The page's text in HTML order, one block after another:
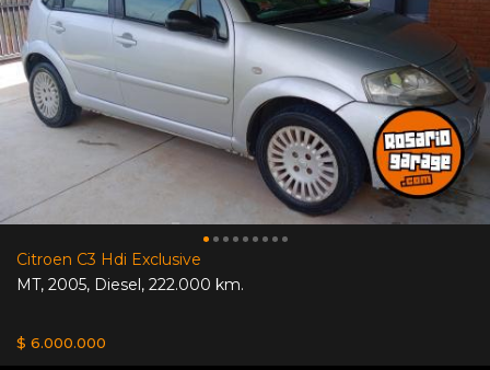
Citroen C3 Hdi Exclusive
MT, 2005, Diesel, 222.000 km.
$ 6.000.000